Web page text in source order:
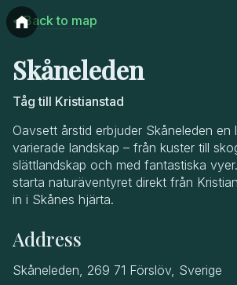
< Back to map
Skåneleden
Tåg till Kristianstad
Oavsett årstid erbjuder Skåneleden en
varierade landskap – från kuster till
slättlandskap och med fantastiska
starta naturäventyret direkt från
in i Skånes hjärta.
Address
Skåneleden, 269 71 Förslöv, Sverige